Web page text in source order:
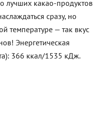
лучших какао-продуктов
сразу, но
температуре — так вкус
Энергетическая
366 ккал/1535 кДж.